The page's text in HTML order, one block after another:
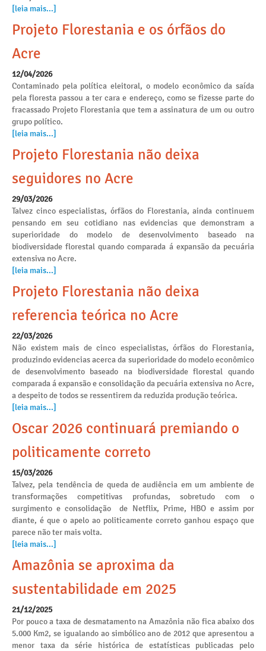
[leia mais...]
Projeto Florestania e os órfãos do
Acre
12/04/2026
Contaminado pela política eleitoral, o modelo econômico da saída
pela floresta passou a ter cara e endereço, como se fizesse parte do
fracassado Projeto Florestania que tem a assinatura de um ou outro
grupo político.
[leia mais...]
Projeto Florestania não deixa
seguidores no Acre
29/03/2026
Talvez cinco especialistas, órfãos do Florestania, ainda continuem
pensando em seu cotidiano nas evidencias que demonstram a
superioridade do modelo de desenvolvimento baseado na
biodiversidade florestal quando comparada á expansão da pecuária
extensiva no Acre.
[leia mais...]
Projeto Florestania não deixa
referencia teórica no Acre
22/03/2026
Não existem mais de cinco especialistas, órfãos do Florestania,
produzindo evidencias acerca da superioridade do modelo econômico
de desenvolvimento baseado na biodiversidade florestal quando
comparada á expansão e consolidação da pecuária extensiva no Acre,
a despeito de todos se ressentirem da reduzida produção teórica.
[leia mais...]
Oscar 2026 continuará premiando o
politicamente correto
15/03/2026
Talvez, pela tendência de queda de audiência em um ambiente de
transformações competitivas profundas, sobretudo com o
surgimento e consolidação de Netflix, Prime, HBO e assim por
diante, é que o apelo ao politicamente correto ganhou espaço que
parece não ter mais volta.
[leia mais...]
Amazônia se aproxima da
sustentabilidade em 2025
21/12/2025
Por pouco a taxa de desmatamento na Amazônia não fica abaixo dos
5.000 Km2, se igualando ao simbólico ano de 2012 que apresentou a
menor taxa da série histórica de estatísticas publicadas pelo